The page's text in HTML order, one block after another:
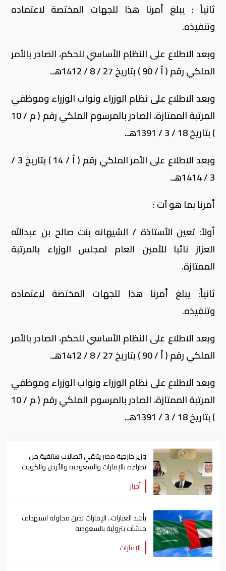
ثانياً : يبلغ أمرنا هذا للجهات المختصة لاعتماده
وتنفيذه.
وبعد الاطلاع على النظام الأساسي للحكم، الصادر بالأمر
الملكي رقم ( أ / 90 ) بتاريخ 27 / 8 / 1412هـ.
وبعد الاطلاع على نظام الوزراء ونواب الوزراء وموظفي
المرتبة الممتازة، الصادر بالمرسوم الملكي رقم ( م / 10
) بتاريخ 18 / 3 / 1391هـ.
وبعد الاطلاع على الأمر الملكي رقم ( أ / 14 ) بتاريخ 3 /
3 / 1414هـ.
أمرنا بما هو آت :
أولاً: تعين الأستاذة / الشيهانه بنت صالح بن عبدالله
العزاز نائباً للأمين العام لمجلس الوزراء بالمرتبة
الممتازة.
ثانياً: يبلغ أمرنا هذا للجهات المختصة لاعتماده
وتنفيذه.
وبعد الاطلاع على النظام الأساسي للحكم، الصادر بالأمر
الملكي رقم ( أ / 90 ) بتاريخ 27 / 8 / 1412هـ.
وبعد الاطلاع على نظام الوزراء ونواب الوزراء وموظفي
المرتبة الممتازة، الصادر بالمرسوم الملكي رقم ( م / 10
) بتاريخ 18 / 3 / 1391هـ.
وزير خارجية مصر يتلقي اتصالات هاتفية من
نظراءه بالإمارات والسعودية والأردن والكويت
أخبار
بأشد العبارات.. الإمارات تدين محاولة استهداف
منشآت بترولية بالسعودية
الإمارات